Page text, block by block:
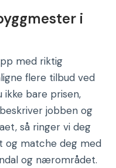
i
med riktig
flere tilbud ved
ikke bare prisen,
jobben og
så ringer vi deg
matche deg med
og nærområdet.